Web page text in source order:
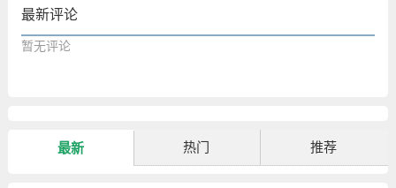
最新评论
暂无评论
最新 热门 推荐